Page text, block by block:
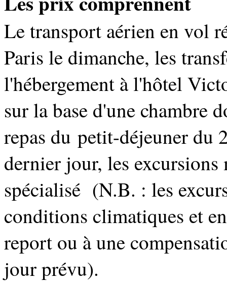
Le transport aérien en vol
Paris le dimanche, les
l'hébergement à l'hôtel
sur la base d'une chambre
repas du petit-déjeuner du
dernier jour, les
spécialisé (N.B. : les
conditions climatiques et
report ou à une
jour prévu).